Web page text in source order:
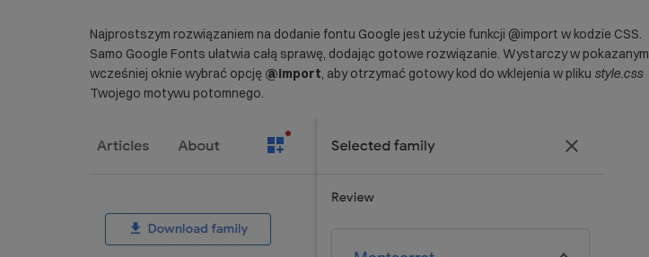
Najprostszym rozwiązaniem na dodanie fontu Google jest użycie funkcji @import w kodzie CSS.
Samo Google Fonts ułatwia całą sprawę, dodając gotowe rozwiązanie. Wystarczy w pokazanym
wcześniej oknie wybrać opcję @import, aby otrzymać gotowy kod do wklejenia w pliku style.css
Twojego motywu potomnego.